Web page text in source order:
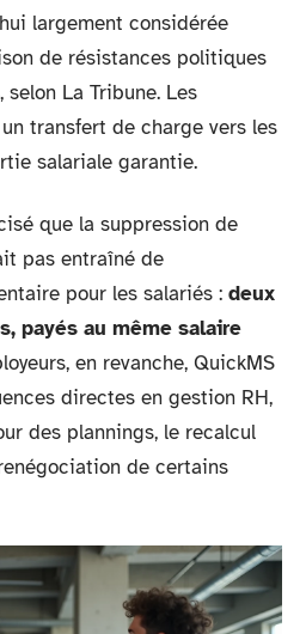
largement considérée
de résistances politiques
La Tribune. Les
transfert de charge vers les
salariale garantie.
que la suppression de
pas entraîné de
pour les salariés : deux
payés au même salaire
en revanche, QuickMS
directes en gestion RH,
des plannings, le recalcul
de certains